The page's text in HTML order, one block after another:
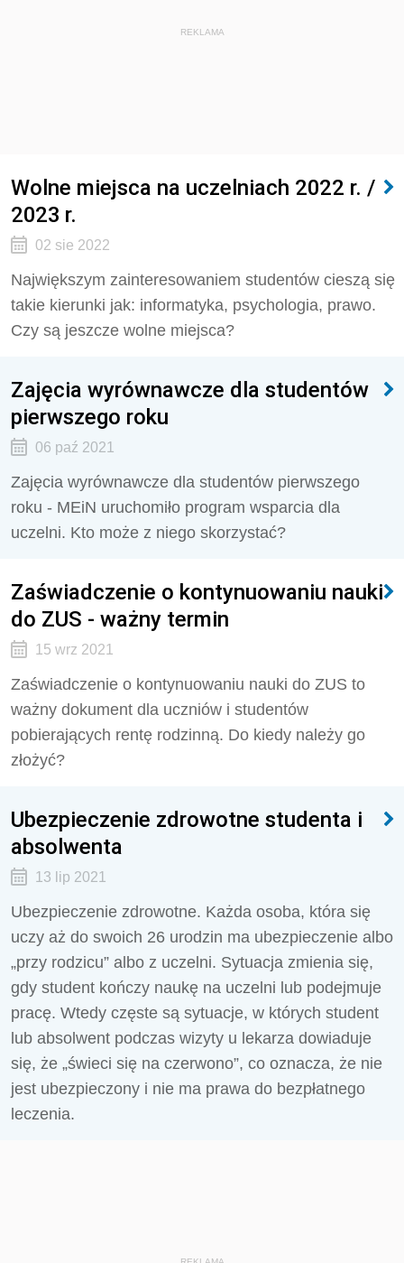
REKLAMA
Wolne miejsca na uczelniach 2022 r. /
2023 r.
02 sie 2022
Największym zainteresowaniem studentów cieszą się
takie kierunki jak: informatyka, psychologia, prawo.
Czy są jeszcze wolne miejsca?
Zajęcia wyrównawcze dla studentów
pierwszego roku
06 paź 2021
Zajęcia wyrównawcze dla studentów pierwszego
roku - MEiN uruchomiło program wsparcia dla
uczelni. Kto może z niego skorzystać?
Zaświadczenie o kontynuowaniu nauki
do ZUS - ważny termin
15 wrz 2021
Zaświadczenie o kontynuowaniu nauki do ZUS to
ważny dokument dla uczniów i studentów
pobierających rentę rodzinną. Do kiedy należy go
złożyć?
Ubezpieczenie zdrowotne studenta i
absolwenta
13 lip 2021
Ubezpieczenie zdrowotne. ­­­­­­­­­­­­­­­­­­­­­­­­­­­­­­­­­­­­­­­­­­­­­­­­­­­­­­Każda osoba, która się
uczy aż do swoich 26 urodzin ma ubezpieczenie albo
„przy rodzicu” albo z uczelni. Sytuacja zmienia się,
gdy student kończy naukę na uczelni lub podejmuje
pracę. Wtedy częste są sytuacje, w których student
lub absolwent podczas wizyty u lekarza dowiaduje
się, że „świeci się na czerwono”, co oznacza, że nie
jest ubezpieczony i nie ma prawa do bezpłatnego
leczenia.